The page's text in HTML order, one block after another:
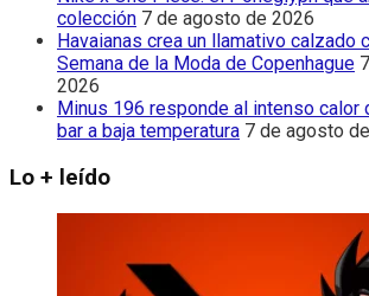
colección 7 de agosto de 2026
Havaianas crea un llamativo calzado
Semana de la Moda de Copenhague
2026
Minus 196 responde al intenso calor
bar a baja temperatura 7 de agosto
Lo + leído